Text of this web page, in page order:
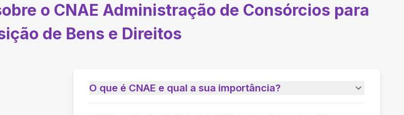
o CNAE Administração de Consórcios para
de Bens e Direitos
O que é CNAE e qual a sua importância?